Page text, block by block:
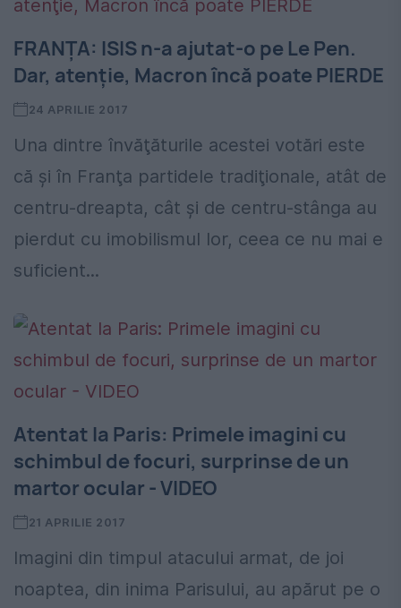
FRANŢA: ISIS n-a ajutat-o pe Le Pen.
Dar, atenţie, Macron încă poate PIERDE
24 APRILIE 2017
Una dintre învăţăturile acestei votări este
că şi în Franţa partidele tradiţionale, atât de
centru-dreapta, cât şi de centru-stânga au
pierdut cu imobilismul lor, ceea ce nu mai e
suficient...
Atentat la Paris: Primele imagini cu
schimbul de focuri, surprinse de un
martor ocular - VIDEO
21 APRILIE 2017
Imagini din timpul atacului armat, de joi
noaptea, din inima Parisului, au apărut pe o